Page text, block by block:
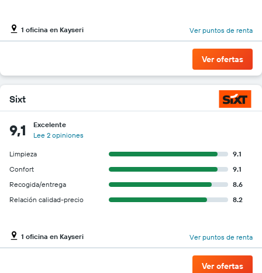
1 oficina en Kayseri Ver puntos de renta
Ver ofertas
Sixt
9,1
Excelente
Lee 2 opiniones
Limpieza
9.1
Confort
9.1
Recogida/entrega
8.6
Relación calidad-precio
8.2
1 oficina en Kayseri Ver puntos de renta
Ver ofertas